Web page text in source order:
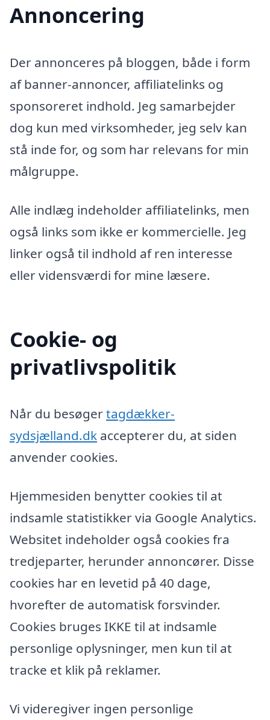
Annoncering
Der annonceres på bloggen, både i form
af banner-annoncer, affiliatelinks og
sponsoreret indhold. Jeg samarbejder
dog kun med virksomheder, jeg selv kan
stå inde for, og som har relevans for min
målgruppe.
Alle indlæg indeholder affiliatelinks, men
også links som ikke er kommercielle. Jeg
linker også til indhold af ren interesse
eller vidensværdi for mine læsere.
Cookie- og
privatlivspolitik
Når du besøgertagdækker-
sydsjælland.dk accepterer du, at siden
anvender cookies.
Hjemmesiden benytter cookies til at
indsamle statistikker via Google Analytics.
Websitet indeholder også cookies fra
tredjeparter, herunder annoncører. Disse
cookies har en levetid på 40 dage,
hvorefter de automatisk forsvinder.
Cookies bruges IKKE til at indsamle
personlige oplysninger, men kun til at
tracke et klik på reklamer.
Vi videregiver ingen personlige